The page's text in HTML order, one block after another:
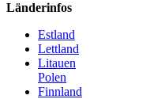
Länderinfos
Estland
Lettland
Litauen
Polen
Finnland